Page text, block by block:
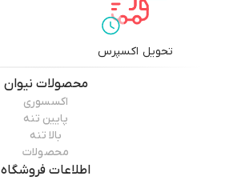
تحویل اکسپرس
محصولات نیوان
اکسسوری
پایین تنه
بالا تنه
محصولات
اطلاعات فروشگاه